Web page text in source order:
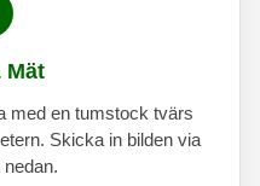
Mät
med en tumstock tvärs
Skicka in bilden via